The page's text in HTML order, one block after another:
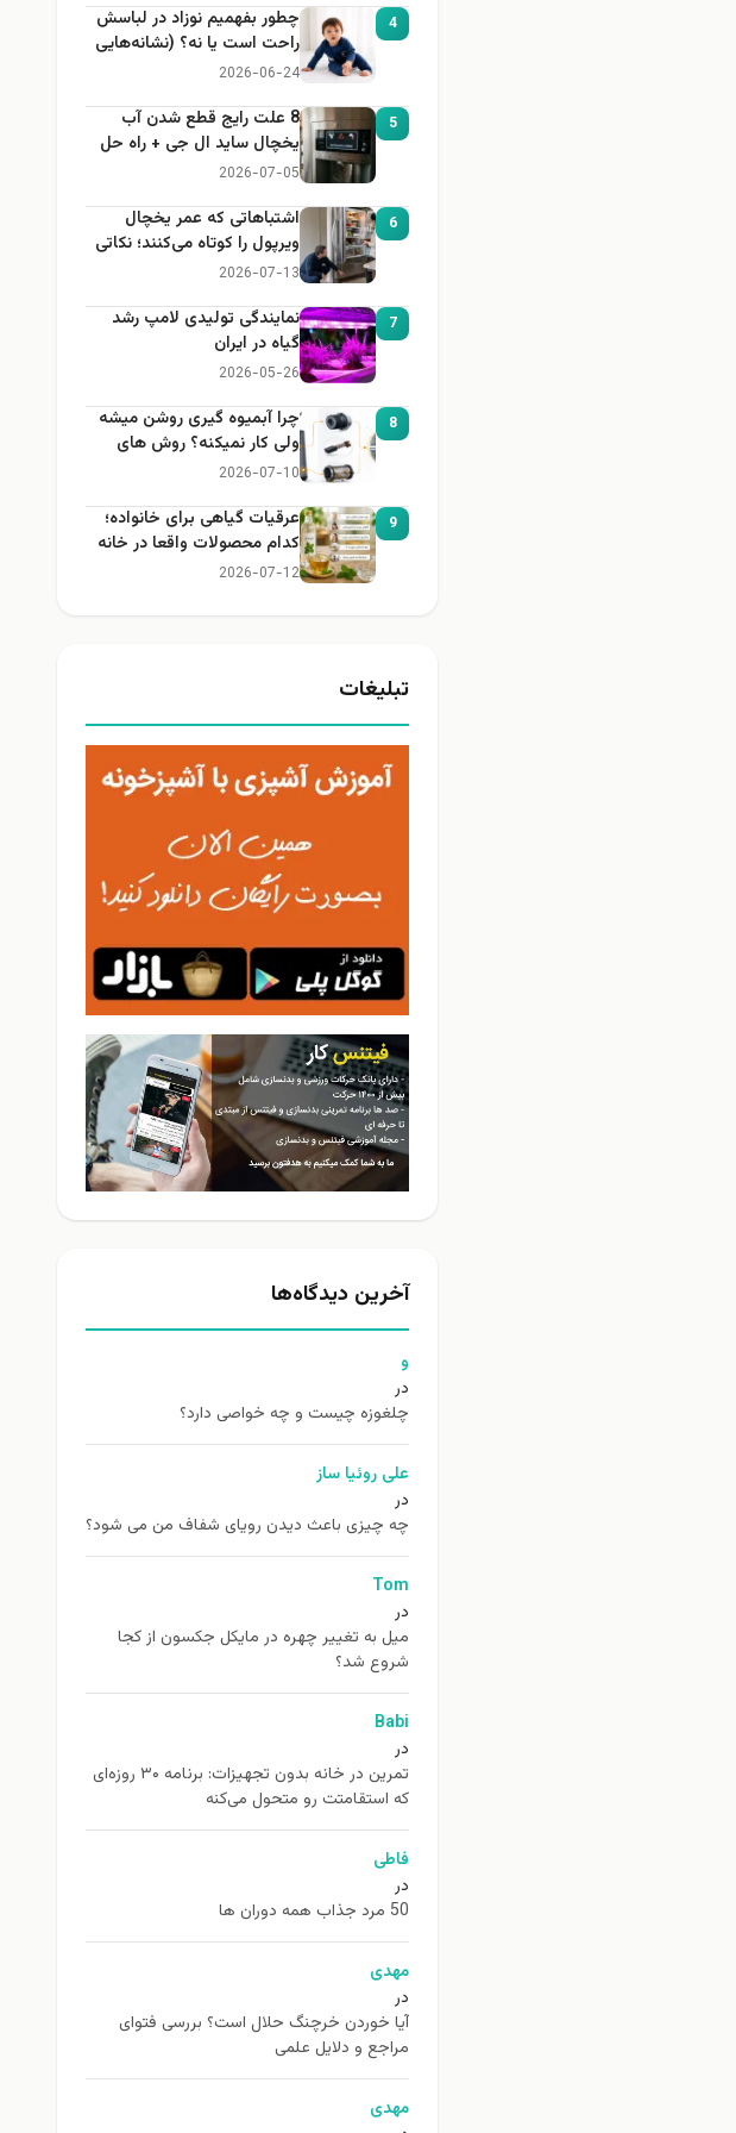
4
چطور بفهمیم نوزاد در لباسش
راحت است یا نه؟ (نشانه‌هایی
که هر مادر باید بداند)
2026-06-24
5
8 علت رایج قطع شدن آب
یخچال ساید ال جی + راه حل
2026-07-05
6
اشتباهاتی که عمر یخچال
ویرپول را کوتاه می‌کنند؛ نکاتی
که باید بدانید
2026-07-13
7
نمایندگی تولیدی لامپ رشد
گیاه در ایران
2026-05-26
8
چرا آبمیوه گیری روشن میشه
ولی کار نمیکنه؟ روش های
عیب یابی
2026-07-10
9
عرقیات گیاهی برای خانواده؛
کدام محصولات واقعا در خانه
کاربرد دارند؟
2026-07-12
تبلیغات
آخرین دیدگاه‌ها
و
در
چلغوزه چیست و چه خواصی دارد؟
علی روئیا ساز
در
چه چیزی باعث دیدن رویای شفاف من می شود؟
Tom
در
ميل به تغيير چهره در مایکل جکسون از كجا
شروع شد؟
Babi
در
تمرین در خانه بدون تجهیزات: برنامه ۳۰ روزه‌ای
که استقامتت رو متحول می‌کنه
فاطی
در
50 مرد جذاب همه دوران ها
مهدی
در
آیا خوردن خرچنگ حلال است؟ بررسی فتوای
مراجع و دلایل علمی
مهدی